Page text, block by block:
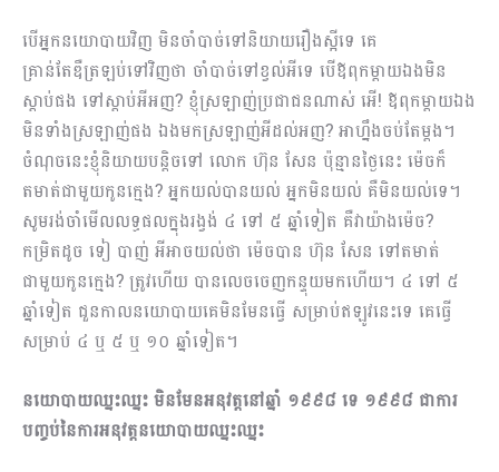
បើអ្នកនយោបាយវិញ មិនចាំបាច់ទៅនិយាយរឿងស្អីទេ គេ
គ្រាន់តែឌឺត្រឡប់ទៅវិញថា ចាំបាច់ទៅខ្វល់អីទេ បើឪពុកម្ដាយឯងមិន
ស្ដាប់ផង ទៅស្ដាប់អីអញ? ខ្ញុំស្រឡាញ់ប្រជាជនណាស់ អើ! ឪពុកម្ដាយឯង
មិនទាំងស្រឡាញ់ផង ឯងមកស្រឡាញ់អីដល់អញ? អាហ្នឹងចប់តែម្ដង។
ចំណុចនេះខ្ញុំនិយាយបន្តិចទៅ លោក ហ៊ុន សែន ប៉ុន្មានថ្ងៃនេះ ម៉េចក៏
តមាត់ជាមួយកូនក្មេង? អ្នកយល់បានយល់ អ្នកមិនយល់ គឺមិនយល់ទេ។
សូមរង់ចាំមើលលទ្ធផលក្នុងរង្វង់ ៤ ទៅ ៥ ឆ្នាំទៀត គឺវាយ៉ាងម៉េច?
កម្រិតដូច ទៀ បាញ់ អីអាចយល់ថា ម៉េចបាន ហ៊ុន សែន ទៅតមាត់
ជាមួយកូនក្មេង? ត្រូវហើយ បានលេចចេញកន្ទុយមកហើយ។ ៤ ទៅ ៥
ឆ្នាំទៀត ជួនកាលនយោបាយគេមិនមែនធ្វើ សម្រាប់ឥឡូវនេះទេ គេធ្វើ
សម្រាប់ ៤ ឬ ៥ ឬ ១០ ឆ្នាំទៀត។
នយោបាយឈ្នះឈ្នះ មិនមែនអនុវត្តនៅឆ្នាំ ១៩៩៨ ទេ ១៩៩៨ ជាការ
បញ្ចប់នៃការអនុវត្តនយោបាយឈ្នះឈ្នះ